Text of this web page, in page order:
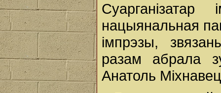
нацыянальная
імпрэзы,
разам абрала
Анатоль